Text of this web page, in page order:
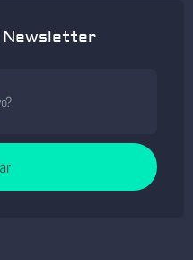
Newsletter